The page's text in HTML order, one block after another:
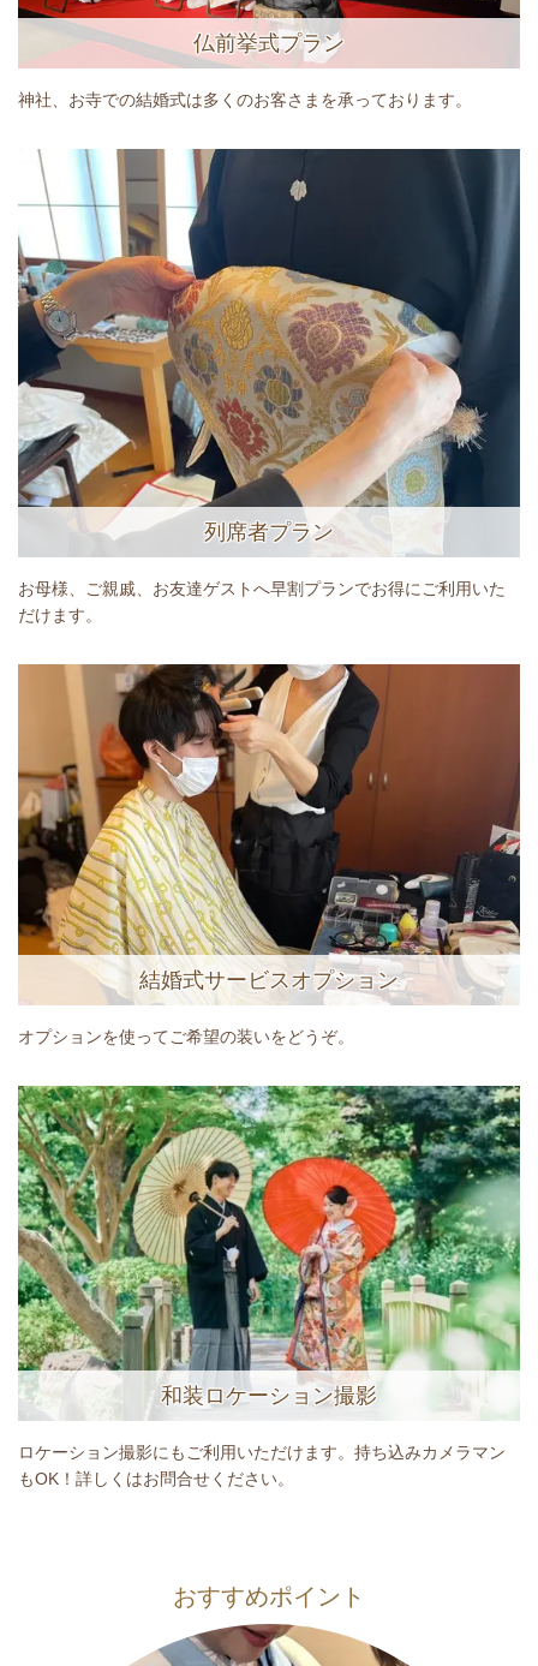
仏前挙式プラン
神社、お寺での結婚式は多くのお客さまを承っております。
列席者プラン
お母様、ご親戚、お友達ゲストへ早割プランでお得にご利用いた
だけます。
結婚式サービスオプション
オプションを使ってご希望の装いをどうぞ。
和装ロケーション撮影
ロケーション撮影にもご利用いただけます。持ち込みカメラマン
もOK！詳しくはお問合せください。
おすすめポイント